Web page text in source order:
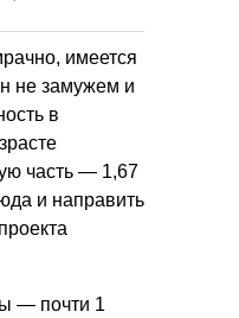
имеется
не замужем и
в
часть — 1,67
и направить
— почти 1